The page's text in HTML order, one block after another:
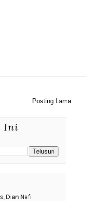
Posting Lama
Ini
Dian Nafi